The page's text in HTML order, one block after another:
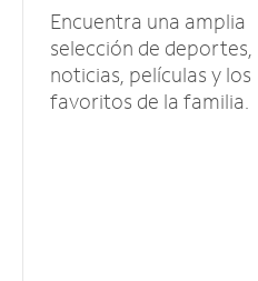
Encuentra una amplia
selección de deportes,
noticias, películas y los
favoritos de la familia.